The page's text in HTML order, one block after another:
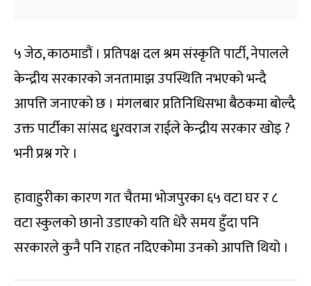
५ जेठ, काठमाडौं । प्रतिपक्ष दल श्रम संस्कृति पार्टी, नेपालले
केन्द्रीय सरकारको जनतामाझ उपस्थिति नभएको भन्दै
आपत्ति जनाएको छ । मंगलबार प्रतिनिधिसभा बैठकमा बोल्दै
उक्त पार्टीका सांसद धु्रवराज राईले केन्द्रीय सरकार खोइ ?
भनी प्रश्न गरे ।
हावाहुरीका कारण गत चैतमा भोजपुरका ६५ वटा घर र ८
वटा स्कुलको छानो उडाएको यति धेरै समय हुँदा पनि
सरकारले कुनै पनि राहत नदिएकोमा उनको आपत्ति थियो ।